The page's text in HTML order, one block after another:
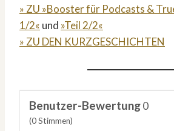
» ZU »Booster für Podcasts &
1/2« und »Teil 2/2«
» ZU DEN KURZGESCHICHTEN
Benutzer-Bewertung0
(0Stimmen)